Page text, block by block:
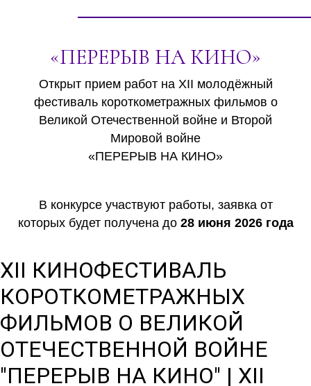
«ПЕРЕРЫВ НА КИНО»
Открыт прием работ на XII молодёжный
фестиваль короткометражных фильмов о
Великой Отечественной войне и Второй
Мировой войне
«ПЕРЕРЫВ НА КИНО»
В конкурсе участвуют работы, заявка от
которых будет получена до 28 июня 2026 года